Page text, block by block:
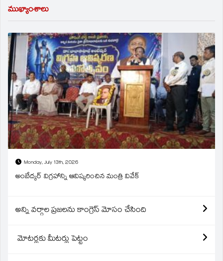
ముఖ్యాంశాలు
Monday, July 13th, 2026
అంబేద్కర్ విగ్రహాన్ని ఆవిష్కరించిన మంత్రి వివేక్
అన్ని వర్గాల ప్రజలను కాంగ్రెస్ మోసం చేసింది
మోటర్లకు మీటర్లు పెట్టం